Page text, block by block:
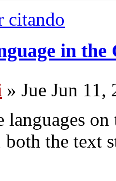
citando
in the
» Jue Jun 11,
languages
both the text